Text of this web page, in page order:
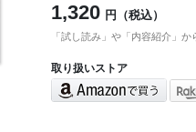
1,320 円（税込）
「試し読み」や「内容紹介」
取り扱いストア